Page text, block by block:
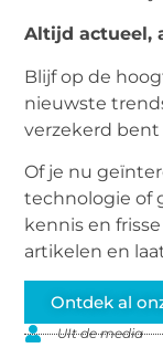
Altijd actueel,
Blijf op de
nieuwste
verzekerd
Of je nu
technologie of
kennis en
artikelen en
Ontdek al
UIt de media